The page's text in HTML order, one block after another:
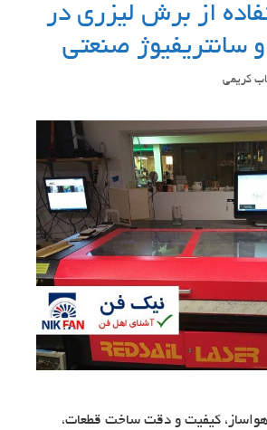
از برش لیزری در
صنعتی
کریمی
کیفیت و دقت ساخت قطعات،